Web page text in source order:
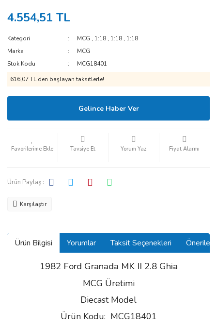
4.554,51 TL
Kategori MCG , 1:18 , 1:18 , 1:18
Marka
MCG
Stok Kodu
MCG18401
616,07 TL den başlayan taksitlerle!
Gelince Haber Ver
Tavsiye Et Yorum Yaz Fiyat Alarmı
Ürün Paylaş :
Karşılaştır
Ürün Bilgisi Yorumlar Taksit Seçenekleri
1982 Ford Granada MK II 2.8 Ghia
MCG Üretimi
Diecast Model
Ürün Kodu: MCG18401